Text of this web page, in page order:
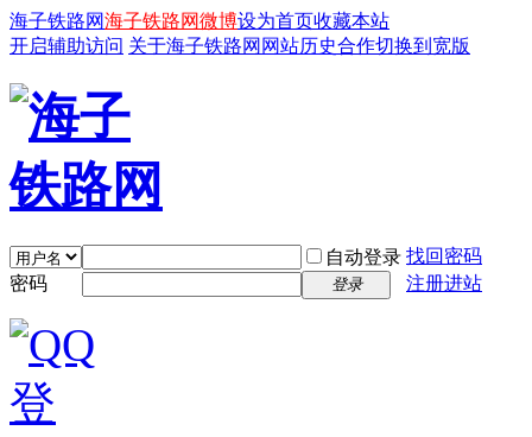
海子铁路网海子铁路网微博设为首页收藏本站
开启辅助访问 关于海子铁路网 网站历史合作切换到宽版
自动登录 找回密码
密码
登录 注册进站